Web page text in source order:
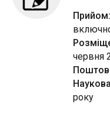
Прийом:
червня
року